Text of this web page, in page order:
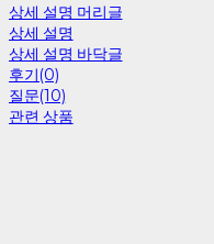
상세 설명 머리글
상세 설명
상세 설명 바닥글
후기(0)
질문(10)
관련 상품